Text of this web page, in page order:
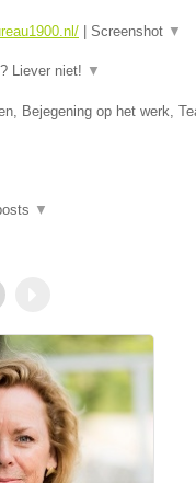
Screenshot ▼
Liever niet! ▼
Bejegening op het werk,
▼